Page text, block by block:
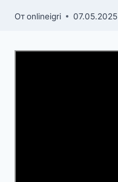
Отonlineigri 07.05.2025